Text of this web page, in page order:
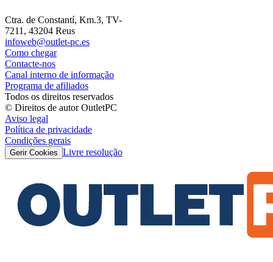
Ctra. de Constantí, Km.3, TV-
7211, 43204 Reus
infoweb@outlet-pc.es
Como chegar
Contacte-nos
Canal interno de informação
Programa de afiliados
Todos os direitos reservados
© Direitos de autor OutletPC
Aviso legal
Política de privacidade
Condições gerais
Gerir Cookies Livre resolução